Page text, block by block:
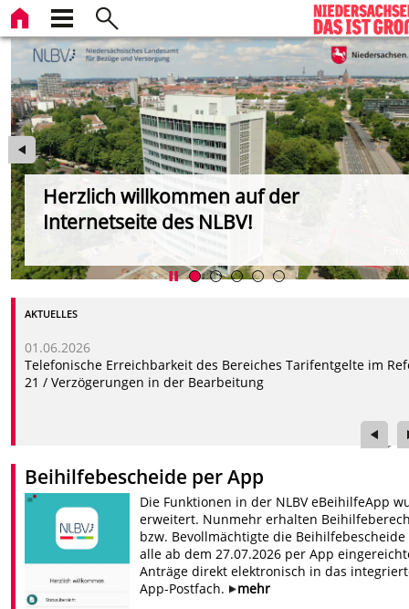
Herzlich willkommen auf der
Internetseite des NLBV!
AKTUELLES
01.06.2026
Telefonische Erreichbarkeit des Bereiches Tarifentgelte im
21 / Verzögerungen in der Bearbeitung
Beihilfebescheide per App
Die Funktionen in der NLBV eBeihilfeApp
erweitert. Nunmehr erhalten
bzw. Bevollmächtigte die
alle ab dem 27.07.2026 per App
Anträge direkt elektronisch in das
App-Postfach.
mehr